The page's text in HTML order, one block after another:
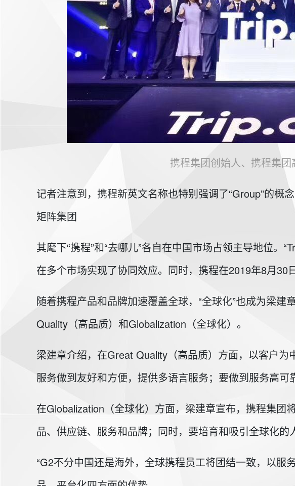
携程集团创始人、携程集
记者注意到，携程新英文名称也特别强调了“Group”的
矩阵集团
其麾下“携程”和“去哪儿”各自在中国市场占领主导地位。
在多个市场实现了协同效应。同时，携程在2019年8月30
随着携程产品和品牌加速覆盖全球，“全球化”也成为梁
Quality（高品质）和Globalization（全球化）。
梁建章介绍，在Great Quality（高品质）方面，以客户
服务做到友好和方便，提供多语言服务；要做到服务高
在Globalization（全球化）方面，梁建章宣布，携程集
品、供应链、服务和品牌；同时，要培育和吸引全球化的
“G2不分中国还是海外，全球携程员工将团结一致，以